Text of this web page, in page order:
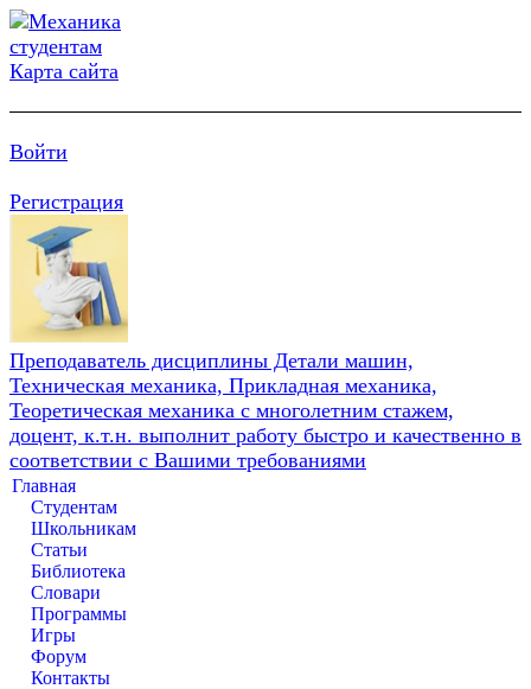
Карта сайта
Войти
Регистрация
Преподаватель дисциплины Детали машин,
Техническая механика, Прикладная механика,
Теоретическая механика с многолетним стажем,
доцент, к.т.н. выполнит работу быстро и качественно в
соответствии с Вашими требованиями
Главная
Студентам
Школьникам
Статьи
Библиотека
Словари
Программы
Игры
Форум
Контакты